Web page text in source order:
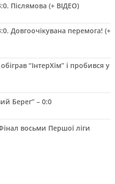
Післямова (+ ВІДЕО)
Довгоочікувана перемога! (+
“ІнтерХім” і пробився у
Берег” – 0:0
восьми Першої ліги